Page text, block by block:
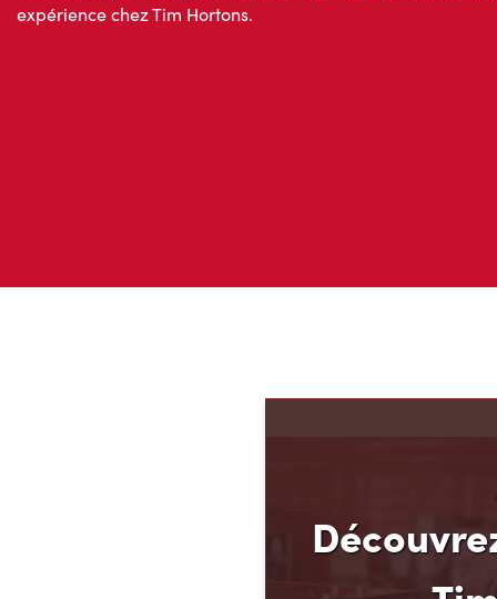
Ne nous croyez pas sur parole; lisez ce que d’autres